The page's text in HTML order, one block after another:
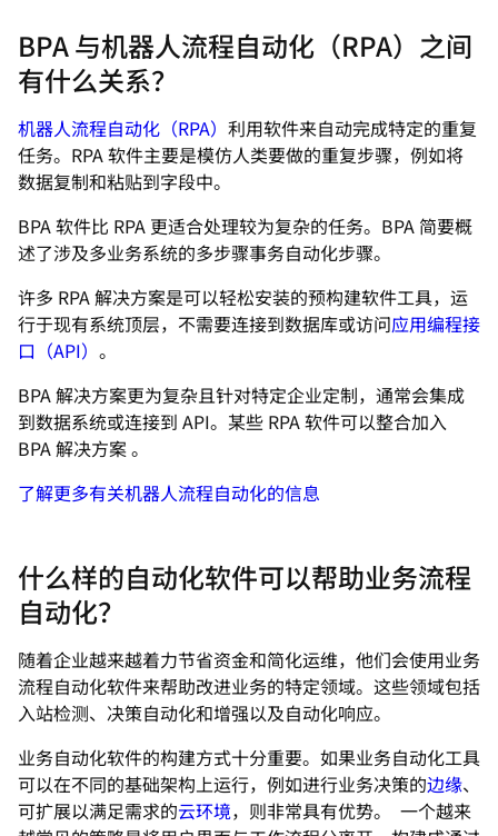
BPA 与机器人流程自动化（RPA）之间
有什么关系？
机器人流程自动化（RPA） 利用软件来自动完成特定的重复
任务。RPA 软件主要是模仿人类要做的重复步骤，例如将
数据复制和粘贴到字段中。
BPA 软件比 RPA 更适合处理较为复杂的任务。BPA 简要概
述了涉及多业务系统的多步骤事务自动化步骤。
许多 RPA 解决方案是可以轻松安装的预构建软件工具，运
行于现有系统顶层，不需要连接到数据库或访问应用编程接
口（API） 。
BPA 解决方案更为复杂且针对特定企业定制，通常会集成
到数据系统或连接到 API。某些 RPA 软件可以整合加入
BPA 解决方案 。
了解更多有关机器人流程自动化的信息
什么样的自动化软件可以帮助业务流程
自动化？
随着企业越来越着力节省资金和简化运维，他们会使用业务
流程自动化软件来帮助改进业务的特定领域。这些领域包括
入站检测、决策自动化和增强以及自动化响应。
业务自动化软件的构建方式十分重要。如果业务自动化工具
可以在不同的基础架构上运行，例如进行业务决策的边缘、
可扩展以满足需求的云环境，则非常具有优势。 一个越来